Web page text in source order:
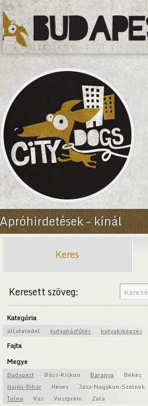
Apróhirdetések – kínál
Keres
Keresett szöveg:
Kategória
állateledel kutyaházfűtés kutyakiképzés
Fajta
Megye
Budapest Bács-Kiskun Baranya Békés
Hajdú-Bihar
Heves Jász-Nagykun-Szolnok
Tolna
Vas Veszprém Zala